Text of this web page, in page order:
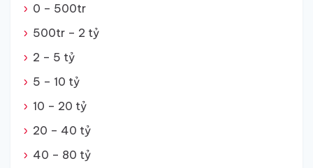
0 – 500tr
500tr – 2 tỷ
2 – 5 tỷ
5 – 10 tỷ
10 – 20 tỷ
20 – 40 tỷ
40 – 80 tỷ